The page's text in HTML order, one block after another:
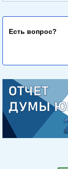
Есть вопрос?